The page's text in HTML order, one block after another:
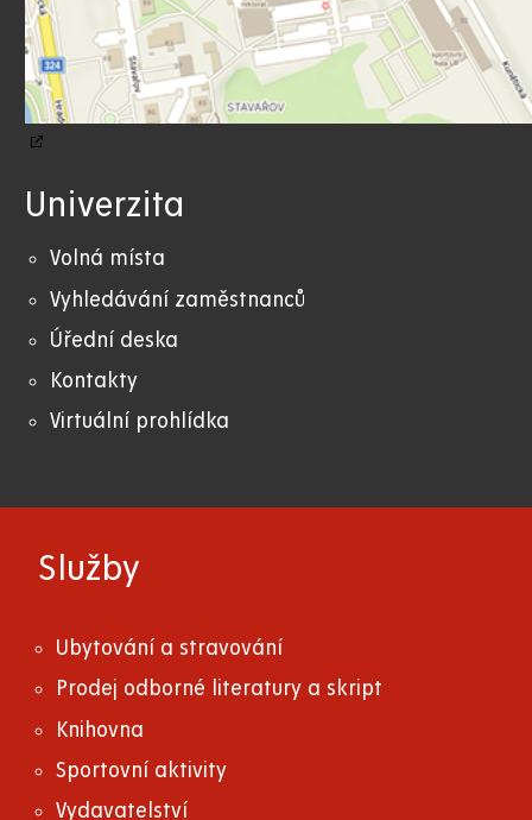
Univerzita
Volná místa
Vyhledávání zaměstnanců
Úřední deska
Kontakty
Virtuální prohlídka
Služby
Ubytování a stravování
Prodej odborné literatury a skript
Knihovna
Sportovní aktivity
Vydavatelství